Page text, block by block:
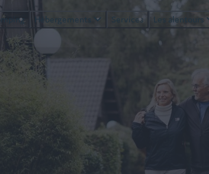
Hébergements Services Les alentours